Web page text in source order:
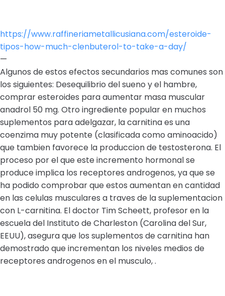
https://www.raffineriametallicusiana.com/esteroide-
tipos-how-much-clenbuterol-to-take-a-day/
—
Algunos de estos efectos secundarios mas comunes son
los siguientes: Desequilibrio del sueno y el hambre,
comprar esteroides para aumentar masa muscular
anadrol 50 mg. Otro ingrediente popular en muchos
suplementos para adelgazar, la carnitina es una
coenzima muy potente (clasificada como aminoacido)
que tambien favorece la produccion de testosterona. El
proceso por el que este incremento hormonal se
produce implica los receptores androgenos, ya que se
ha podido comprobar que estos aumentan en cantidad
en las celulas musculares a traves de la suplementacion
con L-carnitina. El doctor Tim Scheett, profesor en la
escuela del Instituto de Charleston (Carolina del Sur,
EEUU), asegura que los suplementos de carnitina han
demostrado que incrementan los niveles medios de
receptores androgenos en el musculo, .